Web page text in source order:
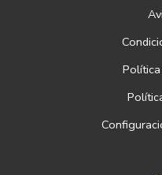
Responsable del tratamiento:
Si desea ampliar información
https://